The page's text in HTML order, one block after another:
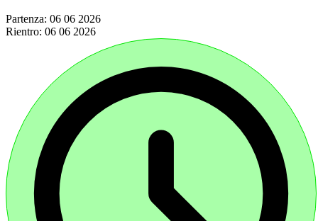
Partenza: 06 06 2026
Rientro: 06 06 2026